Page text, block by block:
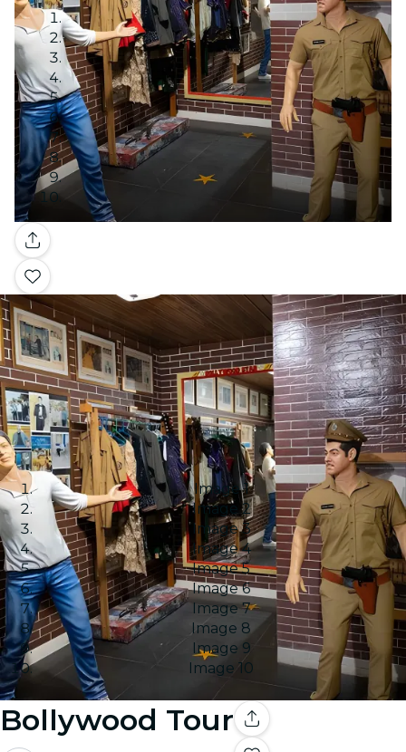
Galerie
Image 1
Image 2
Image 3
Image 4
Image 5
Image 6
Image 7
Image 8
Image 9
Image 10
Bollywood Tour